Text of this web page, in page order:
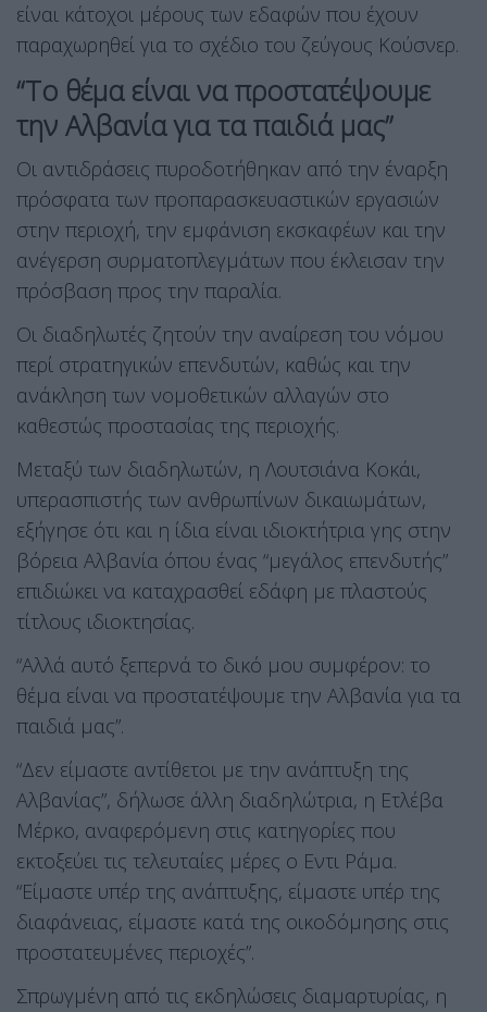
είναι κάτοχοι μέρους των εδαφών που έχουν
παραχωρηθεί για το σχέδιο του ζεύγους Κούσνερ.
“Το θέμα είναι να προστατέψουμε
την Αλβανία για τα παιδιά μας”
Οι αντιδράσεις πυροδοτήθηκαν από την έναρξη
πρόσφατα των προπαρασκευαστικών εργασιών
στην περιοχή, την εμφάνιση εκσκαφέων και την
ανέγερση συρματοπλεγμάτων που έκλεισαν την
πρόσβαση προς την παραλία.
Οι διαδηλωτές ζητούν την αναίρεση του νόμου
περί στρατηγικών επενδυτών, καθώς και την
ανάκληση των νομοθετικών αλλαγών στο
καθεστώς προστασίας της περιοχής.
Μεταξύ των διαδηλωτών, η Λουτσιάνα Κοκάι,
υπερασπιστής των ανθρωπίνων δικαιωμάτων,
εξήγησε ότι και η ίδια είναι ιδιοκτήτρια γης στην
βόρεια Αλβανία όπου ένας “μεγάλος επενδυτής”
επιδιώκει να καταχρασθεί εδάφη με πλαστούς
τίτλους ιδιοκτησίας.
“Αλλά αυτό ξεπερνά το δικό μου συμφέρον: το
θέμα είναι να προστατέψουμε την Αλβανία για τα
παιδιά μας”.
“Δεν είμαστε αντίθετοι με την ανάπτυξη της
Αλβανίας”, δήλωσε άλλη διαδηλώτρια, η Ετλέβα
Μέρκο, αναφερόμενη στις κατηγορίες που
εκτοξεύει τις τελευταίες μέρες ο Εντι Ράμα.
“Είμαστε υπέρ της ανάπτυξης, είμαστε υπέρ της
διαφάνειας, είμαστε κατά της οικοδόμησης στις
προστατευμένες περιοχές”.
Σπρωγμένη από τις εκδηλώσεις διαμαρτυρίας, η